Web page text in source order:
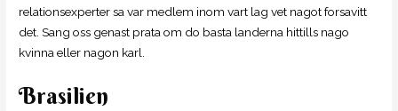
relationsexperter sa var medlem inom vart lag vet nagot forsavitt
det. Sang oss genast prata om do basta landerna hittills nago
kvinna eller nagon karl.
Brasilien